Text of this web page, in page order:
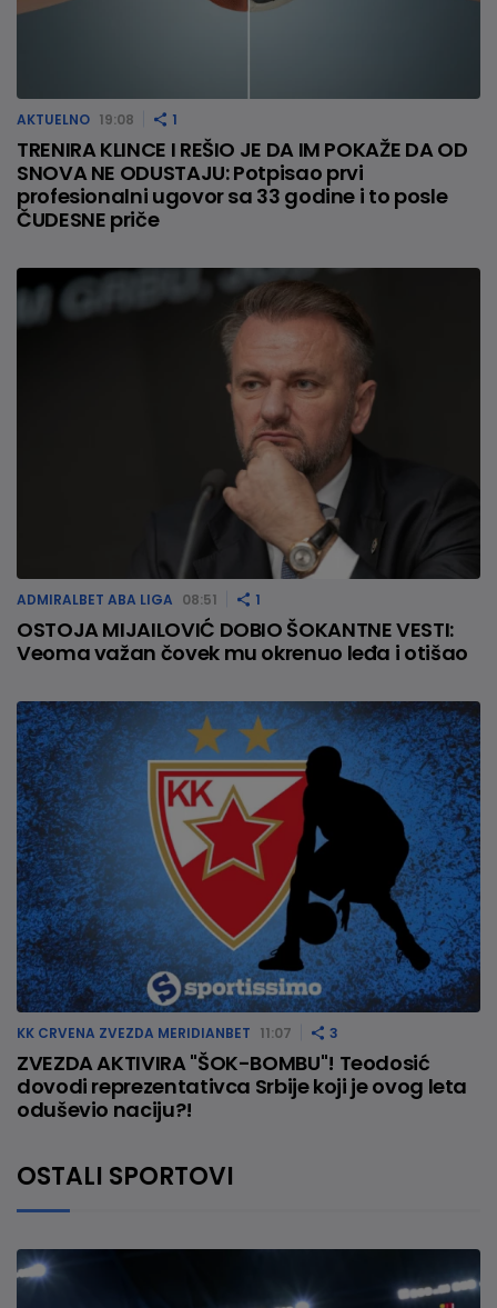
AKTUELNO 19:08 1
TRENIRA KLINCE I REŠIO JE DA IM POKAŽE DA OD
SNOVA NE ODUSTAJU: Potpisao prvi
profesionalni ugovor sa 33 godine i to posle
ČUDESNE priče
ADMIRALBET ABA LIGA 08:51 1
OSTOJA MIJAILOVIĆ DOBIO ŠOKANTNE VESTI:
Veoma važan čovek mu okrenuo leđa i otišao
KK CRVENA ZVEZDA MERIDIANBET 11:07 3
ZVEZDA AKTIVIRA "ŠOK-BOMBU"! Teodosić
dovodi reprezentativca Srbije koji je ovog leta
oduševio naciju?!
OSTALI SPORTOVI